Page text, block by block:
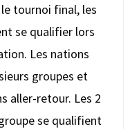
tournoi final, les
se qualifier lors
Les nations
groupes et
aller-retour. Les 2
se qualifient